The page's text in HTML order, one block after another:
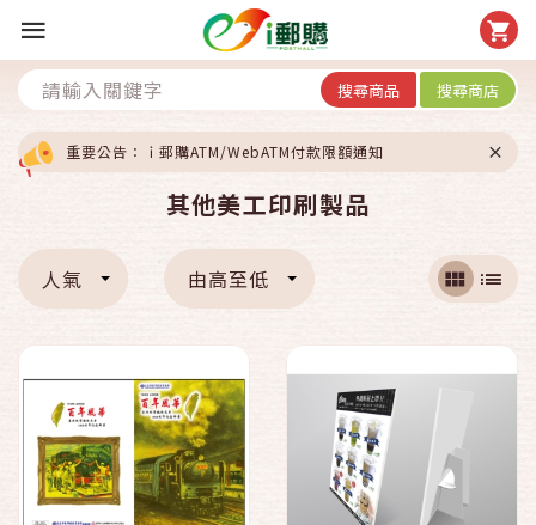
搜尋商品 搜尋商店
重要公告：ｉ郵購ATM/WebATM付款限額通知
其他美工印刷製品
人氣 由高至低